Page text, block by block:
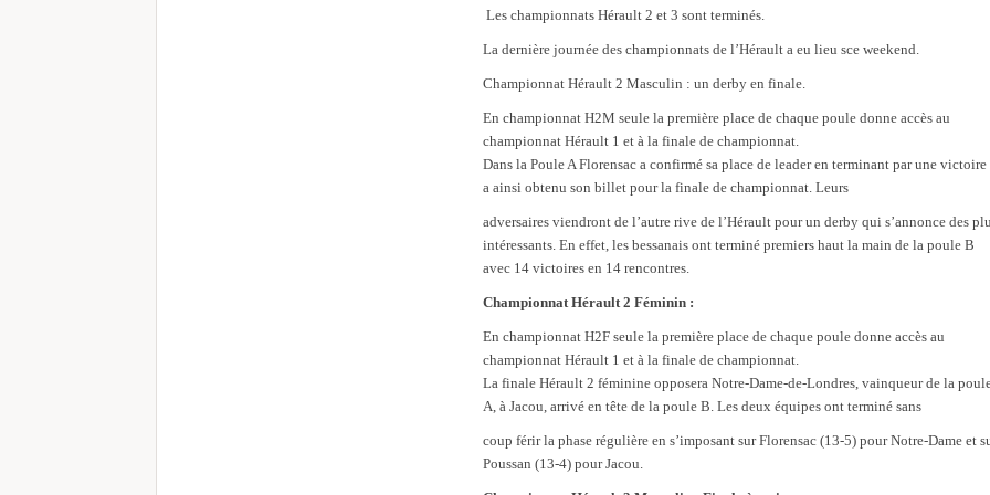
Les championnats Hérault 2 et 3 sont terminés.
La dernière journée des championnats de l’Hérault a eu lieu sce weekend.
Championnat Hérault 2 Masculin : un derby en finale.
En championnat H2M seule la première place de chaque poule donne accès au
championnat Hérault 1 et à la finale de championnat.
Dans la Poule A Florensac a confirmé sa place de leader en terminant par une victoire
a ainsi obtenu son billet pour la finale de championnat. Leurs
adversaires viendront de l’autre rive de l’Hérault pour un derby qui s’annonce des
intéressants. En effet, les bessanais ont terminé premiers haut la main de la poule B
avec 14 victoires en 14 rencontres.
Championnat Hérault 2 Féminin :
En championnat H2F seule la première place de chaque poule donne accès au
championnat Hérault 1 et à la finale de championnat.
La finale Hérault 2 féminine opposera Notre-Dame-de-Londres, vainqueur de la
A, à Jacou, arrivé en tête de la poule B. Les deux équipes ont terminé sans
coup férir la phase régulière en s’imposant sur Florensac (13-5) pour Notre-Dame et
Poussan (13-4) pour Jacou.